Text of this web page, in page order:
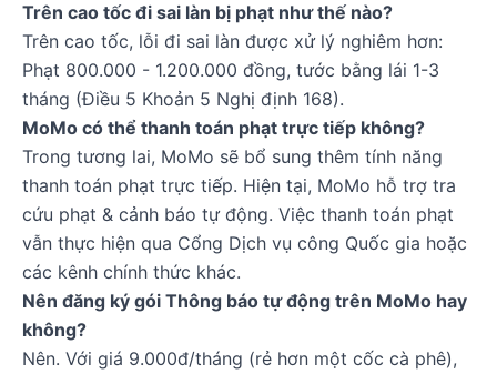
Trên cao tốc đi sai làn bị phạt như thế nào?
Trên cao tốc, lỗi đi sai làn được xử lý nghiêm hơn:
Phạt 800.000 - 1.200.000 đồng, tước bằng lái 1-3
tháng (Điều 5 Khoản 5 Nghị định 168).
MoMo có thể thanh toán phạt trực tiếp không?
Trong tương lai, MoMo sẽ bổ sung thêm tính năng
thanh toán phạt trực tiếp. Hiện tại, MoMo hỗ trợ tra
cứu phạt & cảnh báo tự động. Việc thanh toán phạt
vẫn thực hiện qua Cổng Dịch vụ công Quốc gia hoặc
các kênh chính thức khác.
Nên đăng ký gói Thông báo tự động trên MoMo hay
không?
Nên. Với giá 9.000đ/tháng (rẻ hơn một cốc cà phê),